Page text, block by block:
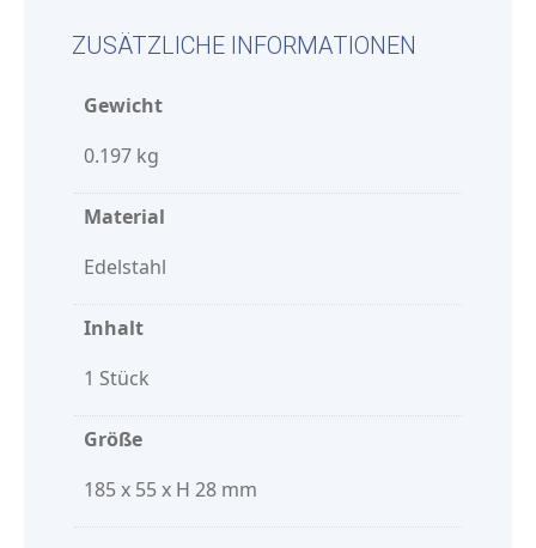
ZUSÄTZLICHE INFORMATIONEN
Gewicht
0.197 kg
Material
Edelstahl
Inhalt
1 Stück
Größe
185 x 55 x H 28 mm